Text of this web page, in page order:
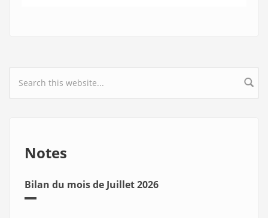
Search form
Notes
Bilan du mois de Juillet 2026